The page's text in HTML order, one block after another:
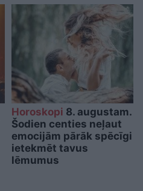
Horoskopi 8. augustam.
Šodien centies neļaut
emocijām pārāk spēcīgi
ietekmēt tavus
lēmumus